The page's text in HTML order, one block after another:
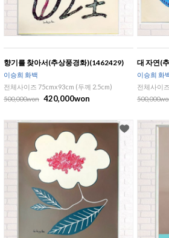
향기를 찾아서(추상풍경화)(1462429)
이승희 화백
전체사이즈 75cmx93cm (두께 2.5cm)
500,000won 420,000won
대 자연(
이승희 화
전체사이